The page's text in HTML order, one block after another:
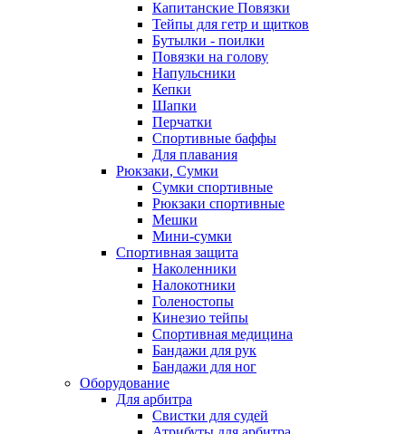
Капитанские Повязки
Тейпы для гетр и щитков
Бутылки - поилки
Повязки на голову
Напульсники
Кепки
Шапки
Перчатки
Спортивные баффы
Для плавания
Рюкзаки, Сумки
Сумки спортивные
Рюкзаки спортивные
Мешки
Мини-сумки
Спортивная защита
Наколенники
Налокотники
Голеностопы
Кинезио тейпы
Спортивная медицина
Бандажи для рук
Бандажи для ног
Оборудование
Для арбитра
Свистки для судей